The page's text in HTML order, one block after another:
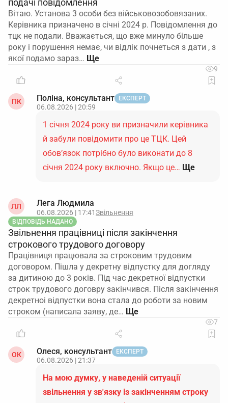
подачі повідомлення
Вітаю. Установа 3 особи без військовозобовязаних.
Керівника призначено в січні 2024 р. Повідомлення до
тцк не подали. Вважається, що вже минуло більше
року і порушення немає, чи відлік почнеться з дати , з
якої подамо зараз…
9
ПК Поліна, консультант ЕКСПЕРТ
06.08.2026 | 20:59
1 січня 2024 року ви призначили керівника
й забули повідомити про це ТЦК. Цей
обов’язок потрібно було виконати до 8
січня 2024 року включно. Якщо це… Ще
ЛЛ Лега Людмила
06.08.2026 | 17:41Звільнення
ВІДПОВІДЬ НАДАНО
Звільнення працівниці після закінчення
строкового трудового договору
Працівниця працювала за строковим трудовим
договором. Пішла у декретну відпустку для догляду
за дитиною до 3 років. Під час декретної відпустки
строк трудового договру закінчився. Після закінчення
декретноі відпустки вона стала до роботи за новим
строком (написала заяву, де…
7
ОК Олеся, консультант ЕКСПЕРТ
06.08.2026 | 21:37
На мою думку, у наведеній ситуації
звільнення у зв'язку із закінченням строку